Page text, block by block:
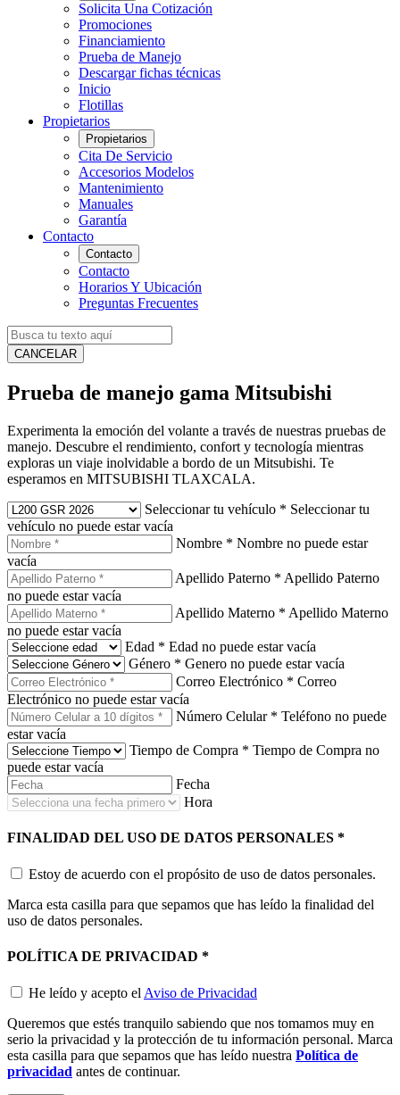
Solicita Una Cotización
Promociones
Financiamiento
Prueba de Manejo
Descargar fichas técnicas
Inicio
Flotillas
Propietarios
Propietarios
Cita De Servicio
Accesorios Modelos
Mantenimiento
Manuales
Garantía
Contacto
Contacto
Contacto
Horarios Y Ubicación
Preguntas Frecuentes
CANCELAR
Prueba de manejo gama Mitsubishi
Experimenta la emoción del volante a través de nuestras pruebas de
manejo. Descubre el rendimiento, confort y tecnología mientras
exploras un viaje inolvidable a bordo de un Mitsubishi. Te
esperamos en MITSUBISHI TLAXCALA.
Seleccionar tu vehículo * Seleccionar tu
vehículo no puede estar vacía
Nombre * Nombre no puede estar
vacía
Apellido Paterno * Apellido Paterno
no puede estar vacía
Apellido Materno * Apellido Materno
no puede estar vacía
Edad * Edad no puede estar vacía
Género * Genero no puede estar vacía
Correo Electrónico * Correo
Electrónico no puede estar vacía
Número Celular * Teléfono no puede
estar vacía
Tiempo de Compra * Tiempo de Compra no
puede estar vacía
Fecha
Hora
FINALIDAD DEL USO DE DATOS PERSONALES *
Estoy de acuerdo con el propósito de uso de datos personales.
Marca esta casilla para que sepamos que has leído la finalidad del
uso de datos personales.
POLÍTICA DE PRIVACIDAD *
He leído y acepto el Aviso de Privacidad
Queremos que estés tranquilo sabiendo que nos tomamos muy en
serio la privacidad y la protección de tu información personal. Marca
esta casilla para que sepamos que has leído nuestra Política de
privacidad antes de continuar.